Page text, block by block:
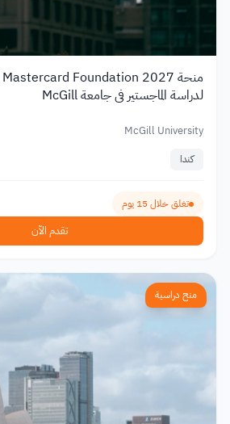
لدراسة الماجستير في جامعة McGill
McGill University
كندا
تغلق خلال 15 يوم
تقدم الآن
منح دراسية